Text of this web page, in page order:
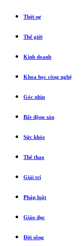
Thời sự
Thế giới
Kinh doanh
Khoa học công nghệ
Góc nhìn
Bất động sản
Sức khỏe
Thể thao
Giải trí
Pháp luật
Giáo dục
Đời sống